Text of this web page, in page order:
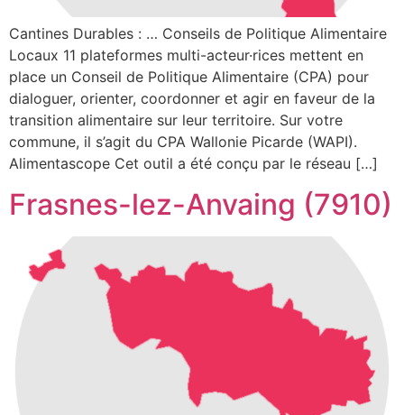
Cantines Durables : … Conseils de Politique Alimentaire
Locaux 11 plateformes multi-acteur·rices mettent en
place un Conseil de Politique Alimentaire (CPA) pour
dialoguer, orienter, coordonner et agir en faveur de la
transition alimentaire sur leur territoire. Sur votre
commune, il s’agit du CPA Wallonie Picarde (WAPI).
Alimentascope Cet outil a été conçu par le réseau […]
Frasnes-lez-Anvaing (7910)